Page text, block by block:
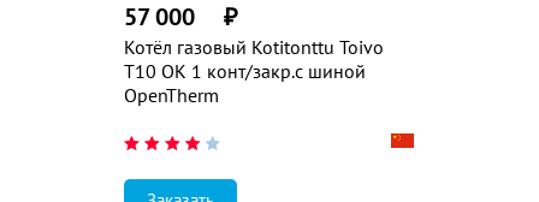
Котёл газовый Kotitonttu Toivo
T10 ОK 1 конт/закр.с шиной
OpenTherm
57 000 ₽